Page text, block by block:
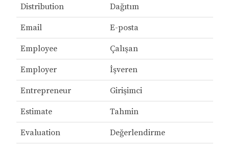
Distribution Dağıtım
Email E-posta
Employee Çalışan
Employer İşveren
Entrepreneur Girişimci
Estimate Tahmin
Evaluation Değerlendirme